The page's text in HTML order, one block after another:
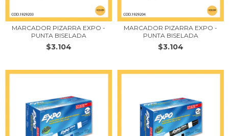
MARCADOR PIZARRA EXPO -
PUNTA BISELADA
$3.104
MARCADOR PIZARRA EXPO -
PUNTA BISELADA
$3.104